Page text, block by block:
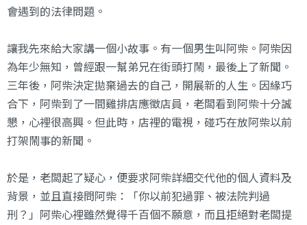
會遇到的法律問題。
讓我先來給大家講一個小故事。有一個男生叫阿柴。阿柴因
為年少無知，曾經跟一幫弟兄在街頭打鬧，最後上了新聞。
三年後，阿柴決定拋棄過去的自己，開展新的人生。因緣巧
合下，阿柴到了一間雞排店應徵店員，老闆看到阿柴十分誠
懇，心裡很高興。但此時，店裡的電視，碰巧在放阿柴以前
打架鬧事的新聞。
於是，老闆起了疑心，便要求阿柴詳細交代他的個人資料及
背景，並且直接問阿柴：「你以前犯過罪、被法院判過
刑？」阿柴心裡雖然覺得千百個不願意，而且拒絕對老闆提